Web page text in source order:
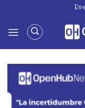
contenido